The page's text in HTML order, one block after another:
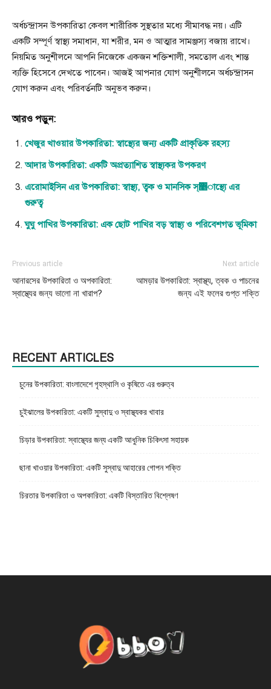
অর্ধচন্দ্রাসন উপকারিতা কেবল শারীরিক সুস্থতার মধ্যে সীমাবদ্ধ নয়। এটি
একটি সম্পূর্ণ স্বাস্থ্য সমাধান, যা শরীর, মন ও আত্মার সামঞ্জস্য বজায় রাখে।
নিয়মিত অনুশীলনে আপনি নিজেকে একজন শক্তিশালী, সমতোল এবং শান্ত
ব্যক্তি হিসেবে দেখতে পাবেন। আজই আপনার যোগ অনুশীলনে অর্ধচন্দ্রাসন
যোগ করুন এবং পরিবর্তনটি অনুভব করুন।
আরও পড়ুন:
খেজুর খাওয়ার উপকারিতা: স্বাস্থ্যের জন্য একটি প্রাকৃতিক রহস্য
আদার উপকারিতা: একটি অপ্রত্যাশিত স্বাস্থ্যকর উপকরণ
এরোমাইসিন এর উপকারিতা: স্বাস্থ্য, ত্বক ও মানসিক স্঵াস্থ্যে এর
গুরুত্ব
ঘুঘু পাখির উপকারিতা: এক ছোট পাখির বড় স্বাস্থ্য ও পরিবেশগত ভূমিকা
Previous article
আনারসের উপকারিতা ও অপকারিতা:
স্বাস্থ্যের জন্য ভালো না খারাপ?
Next article
আমড়ার উপকারিতা: স্বাস্থ্য, ত্বক ও পাচনের
জন্য এই ফলের গুপ্ত শক্তি
RECENT ARTICLES
চুনের উপকারিতা: বাংলাদেশে গৃহস্থালি ও কৃষিতে এর গুরুত্ব
চুইঝালের উপকারিতা: একটি সুস্বাদু ও স্বাস্থ্যকর খাবার
চিড়ার উপকারিতা: স্বাস্থ্যের জন্য একটি আধুনিক চিকিৎসা সহায়ক
ছানা খাওয়ার উপকারিতা: একটি সুস্বাদু আহারের গোপন শক্তি
চিরতার উপকারিতা ও অপকারিতা: একটি বিস্তারিত বিশ্লেষণ